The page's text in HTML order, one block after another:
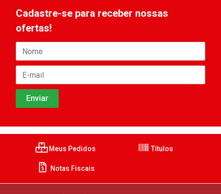
Cadastre-se para receber nossas
ofertas!
Meus Pedidos Títulos
Notas Fiscais